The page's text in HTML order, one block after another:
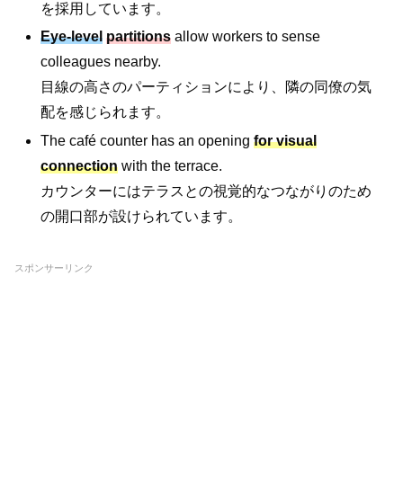
を採用しています。
Eye-level partitions allow workers to sense
colleagues nearby.
目線の高さのパーティションにより、隣の同僚の気
配を感じられます。
The café counter has an openingfor visual
connection with the terrace.
カウンターにはテラスとの視覚的なつながりのため
の開口部が設けられています。
スポンサーリンク